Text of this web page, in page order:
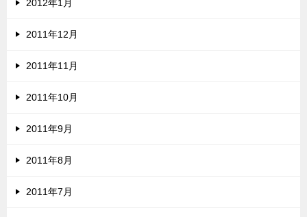
2012年1月
2011年12月
2011年11月
2011年10月
2011年9月
2011年8月
2011年7月